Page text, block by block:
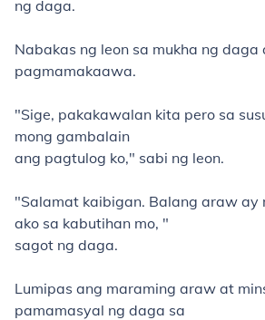
ng daga.
Nabakas ng leon sa mukha ng daga
pagmamakaawa.
"Sige, pakakawalan kita pero sa
mong gambalain
ang pagtulog ko," sabi ng leon.
"Salamat kaibigan. Balang araw ay
ako sa kabutihan mo, "
sagot ng daga.
Lumipas ang maraming araw at
pamamasyal ng daga sa